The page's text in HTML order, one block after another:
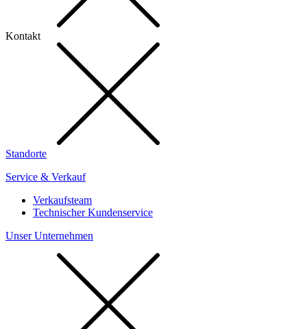
Kontakt
Standorte
Service & Verkauf
Verkaufsteam
Technischer Kundenservice
Unser Unternehmen